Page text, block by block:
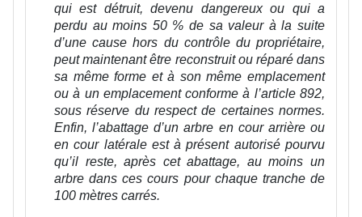
qui est détruit, devenu dangereux ou qui a
perdu au moins 50 % de sa valeur à la suite
d’une cause hors du contrôle du propriétaire,
peut maintenant être reconstruit ou réparé dans
sa même forme et à son même emplacement
ou à un emplacement conforme à l’article 892,
sous réserve du respect de certaines normes.
Enfin, l’abattage d’un arbre en cour arrière ou
en cour latérale est à présent autorisé pourvu
qu’il reste, après cet abattage, au moins un
arbre dans ces cours pour chaque tranche de
100 mètres carrés.